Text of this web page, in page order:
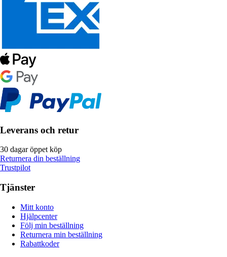
Leverans och retur
30 dagar öppet köp
Returnera din beställning
Trustpilot
Tjänster
Mitt konto
Hjälpcenter
Följ min beställning
Returnera min beställning
Rabattkoder